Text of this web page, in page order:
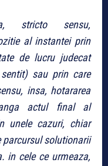
stricto sensu,
al instantei prin
de lucru judecat
sau prin care
insa, hotararea
actul final al
unele cazuri, chiar
parcursul solutionarii
in cele ce urmeaza,